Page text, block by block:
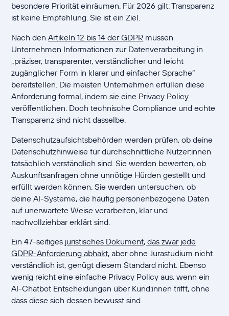
besondere Priorität einräumen. Für 2026 gilt: Transparenz
ist keine Empfehlung. Sie ist ein Ziel.
Nach denArtikeln 12 bis 14 der GDPR müssen
Unternehmen Informationen zur Datenverarbeitung in
„präziser, transparenter, verständlicher und leicht
zugänglicher Form in klarer und einfacher Sprache“
bereitstellen. Die meisten Unternehmen erfüllen diese
Anforderung formal, indem sie eine Privacy Policy
veröffentlichen. Doch technische Compliance und echte
Transparenz sind nicht dasselbe.
Datenschutzaufsichtsbehörden werden prüfen, ob deine
Datenschutzhinweise für durchschnittliche Nutzer:innen
tatsächlich verständlich sind. Sie werden bewerten, ob
Auskunftsanfragen ohne unnötige Hürden gestellt und
erfüllt werden können. Sie werden untersuchen, ob
deine AI-Systeme, die häufig personenbezogene Daten
auf unerwartete Weise verarbeiten, klar und
nachvollziehbar erklärt sind.
Ein 47-seitiges juristisches Dokument, das zwar jede
GDPR-Anforderung abhakt, aber ohne Jurastudium nicht
verständlich ist, genügt diesem Standard nicht. Ebenso
wenig reicht eine einfache Privacy Policy aus, wenn ein
AI-Chatbot Entscheidungen über Kund:innen trifft, ohne
dass diese sich dessen bewusst sind.